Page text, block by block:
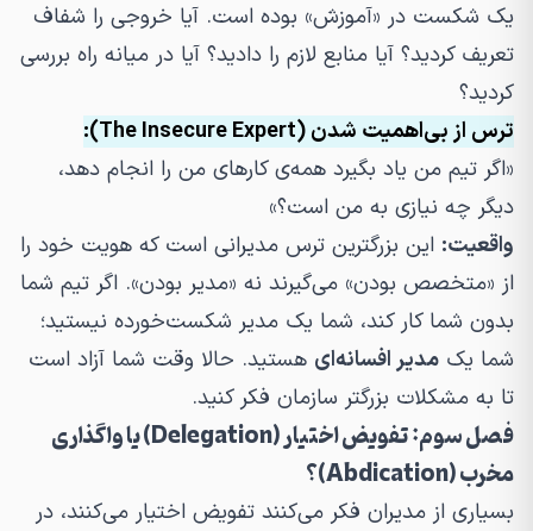
یک شکست در «آموزش» بوده است. آیا خروجی را شفاف
تعریف کردید؟ آیا منابع لازم را دادید؟ آیا در میانه راه بررسی
کردید؟
ترس از بی‌اهمیت شدن (The Insecure Expert):
«اگر تیم من یاد بگیرد همه‌ی کارهای من را انجام دهد،
دیگر چه نیازی به من است؟»
واقعیت: این بزرگترین ترس مدیرانی است که هویت خود را
از «متخصص بودن» می‌گیرند نه «مدیر بودن». اگر تیم شما
بدون شما کار کند، شما یک مدیر شکست‌خورده نیستید؛
شما یک مدیر افسانه‌ای هستید. حالا وقت شما آزاد است
تا به مشکلات بزرگتر سازمان فکر کنید.
فصل سوم: تفویض اختیار (Delegation) یا واگذاری
مخرب (Abdication)؟
بسیاری از مدیران فکر می‌کنند تفویض اختیار می‌کنند، در